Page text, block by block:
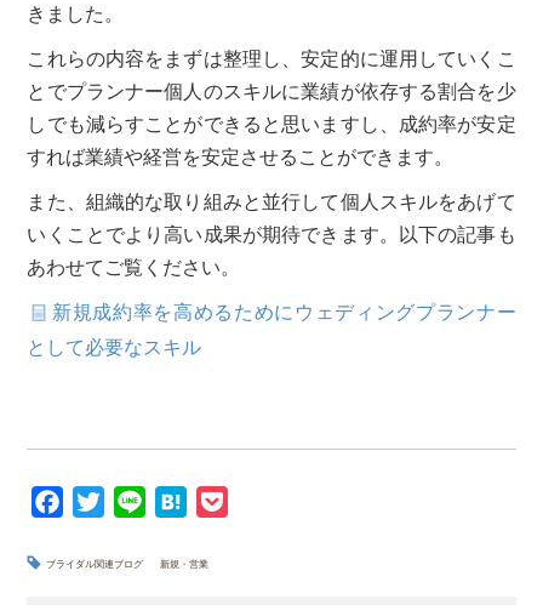
きました。
これらの内容をまずは整理し、安定的に運用していくこ
とでプランナー個人のスキルに業績が依存する割合を少
しでも減らすことができると思いますし、成約率が安定
すれば業績や経営を安定させることができます。
また、組織的な取り組みと並行して個人スキルをあげて
いくことでより高い成果が期待できます。以下の記事も
あわせてご覧ください。
新規成約率を高めるためにウェディングプランナー
として必要なスキル
c
i
H
t
ブライダル関連ブログ 新規・営業